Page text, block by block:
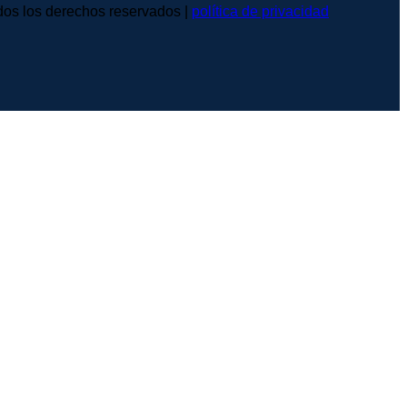
los derechos reservados | política de privacidad